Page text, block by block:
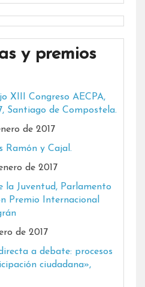
y premios
XIII Congreso AECPA,
Santiago de Compostela.
de 2017
Ramón y Cajal.
de 2017
la Juventud, Parlamento
Premio Internacional
de 2017
a debate: procesos
ciudadana»,